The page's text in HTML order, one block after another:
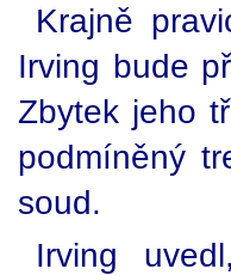
Krajně
Irving bude
Zbytek jeho
podmíněný
soud.
Irving